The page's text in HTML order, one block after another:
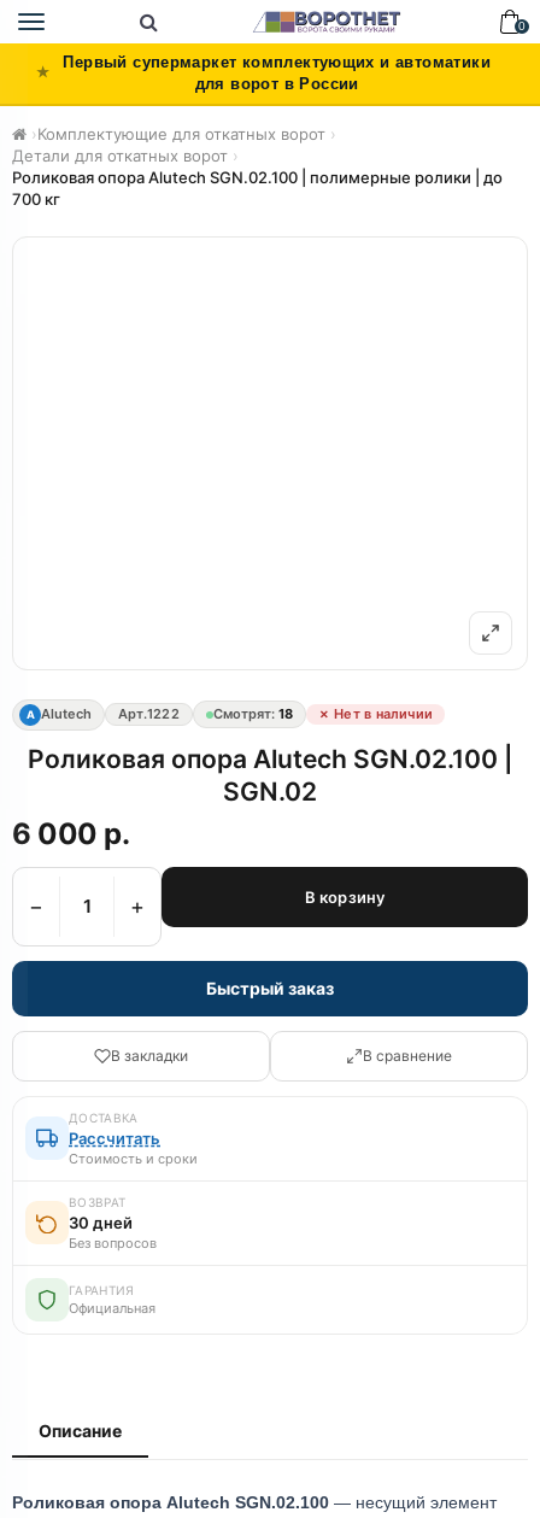
Toggle
navigation
0
Первый супермаркет комплектующих и автоматики
для ворот в России
›Комплектующие для откатных ворот ›
Детали для откатных ворот ›
Роликовая опора Alutech SGN.02.100 | полимерные ролики | до
700 кг
A Alutech Арт.1222 Смотрят: 18 ✗ Нет в наличии
Роликовая опора Alutech SGN.02.100 |
SGN.02
6 000 р.
− + В корзину
Быстрый заказ
В закладки В сравнение
ДОСТАВКА
Рассчитать
Стоимость и сроки
ВОЗВРАТ
30 дней
Без вопросов
ГАРАНТИЯ
Официальная
Описание
Роликовая опора Alutech SGN.02.100 — несущий элемент